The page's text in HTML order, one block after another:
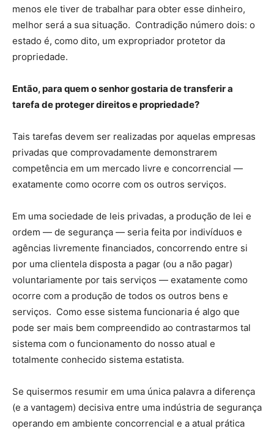
menos ele tiver de trabalhar para obter esse dinheiro,
melhor será a sua situação. Contradição número dois: o
estado é, como dito, um expropriador protetor da
propriedade.
Então, para quem o senhor gostaria de transferir a
tarefa de proteger direitos e propriedade?
Tais tarefas devem ser realizadas por aquelas empresas
privadas que comprovadamente demonstrarem
competência em um mercado livre e concorrencial —
exatamente como ocorre com os outros serviços.
Em uma sociedade de leis privadas, a produção de lei e
ordem — de segurança — seria feita por indivíduos e
agências livremente financiados, concorrendo entre si
por uma clientela disposta a pagar (ou a não pagar)
voluntariamente por tais serviços — exatamente como
ocorre com a produção de todos os outros bens e
serviços. Como esse sistema funcionaria é algo que
pode ser mais bem compreendido ao contrastarmos tal
sistema com o funcionamento do nosso atual e
totalmente conhecido sistema estatista.
Se quisermos resumir em uma única palavra a diferença
(e a vantagem) decisiva entre uma indústria de segurança
operando em ambiente concorrencial e a atual prática